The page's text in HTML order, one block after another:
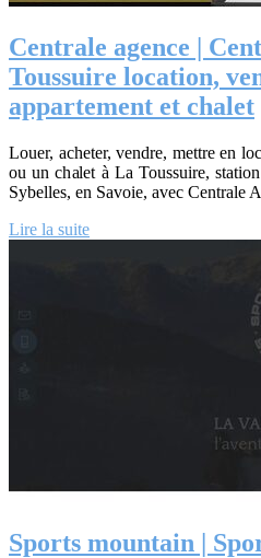
Centrale agence |
Toussuire location,
appartement et chalet
Louer, acheter, vendre, mettre en
ou un chalet à La Toussuire,
Sybelles, en Savoie, avec Centrale
Lire la suite
Sports mountain |